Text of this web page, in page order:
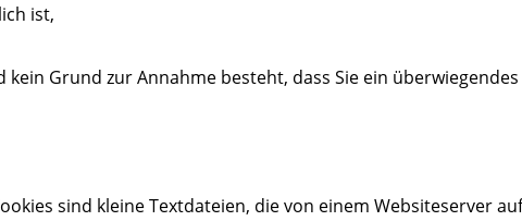
ist,
Grund zur Annahme besteht, dass Sie ein überwiegendes
sind kleine Textdateien, die von einem Websiteserver